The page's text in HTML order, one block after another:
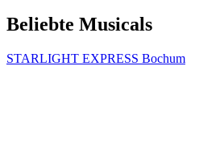
Beliebte Musicals
STARLIGHT EXPRESS Bochum